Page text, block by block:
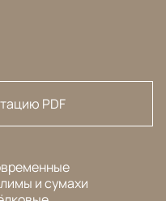
PDF
и сумахи